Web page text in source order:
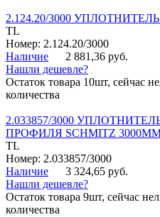
2.124.20/3000
TL
Номер: 2.124.20/3000
Наличие
2 881,36 руб.
Нашли дешевле?
Остаток товара 10шт, сейчас
количества
2.033857/3000
ПРОФИЛЯ SCHMITZ
TL
Номер: 2.033857/3000
Наличие
3 324,65 руб.
Нашли дешевле?
Остаток товара 9шт, сейчас
количества